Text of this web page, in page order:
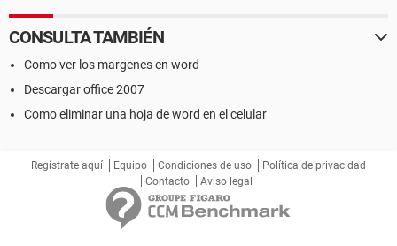
CONSULTA TAMBIÉN
Como ver los margenes en word
Descargar office 2007
Como eliminar una hoja de word en el celular
Regístrate aquí Equipo Condiciones de uso
Política de privacidad
Contacto
Aviso legal